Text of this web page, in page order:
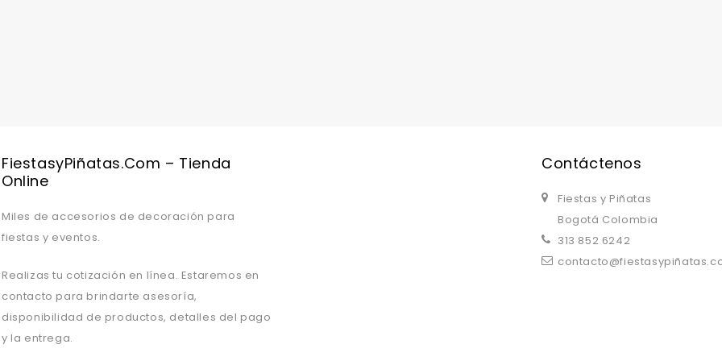
FiestasyPiñatas.com – Tienda
Online
Miles de accesorios de decoración para
fiestas y eventos.
Realizas tu cotización en línea. Estaremos en
contacto para brindarte asesoría,
disponibilidad de productos, detalles del pago
y la entrega.
Contáctenos
Fiestas y Piñatas
Bogotá Colombia
313 852 6242